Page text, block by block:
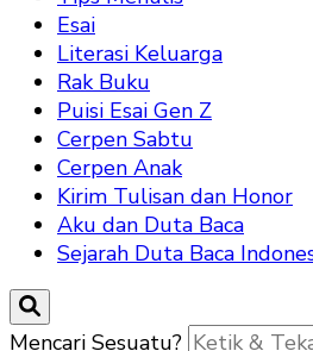
Esai
Literasi Keluarga
Rak Buku
Puisi Esai Gen Z
Cerpen Sabtu
Cerpen Anak
Kirim Tulisan dan Honor
Aku dan Duta Baca
Sejarah Duta Baca
Mencari Sesuatu?